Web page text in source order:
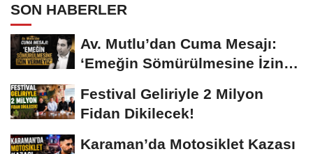
SON HABERLER
Av. Mutlu’dan Cuma Mesajı:
‘Emeğin Sömürülmesine İzin
Festival Geliriyle 2 Milyon
Fidan Dikilecek!
Karaman’da Motosiklet Kazası